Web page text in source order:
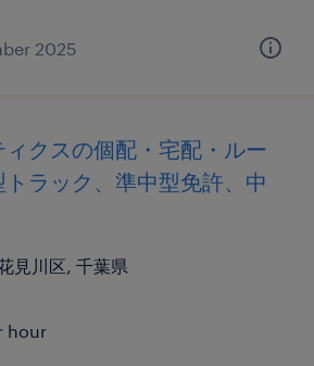
2025
クスの個配・宅配・ルー
トラック、準中型免許、中
見川区, 千葉県
hour